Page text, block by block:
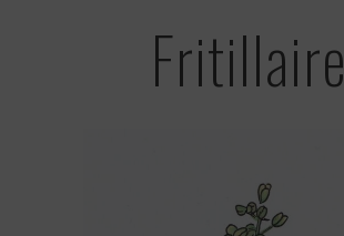
Fritillaire